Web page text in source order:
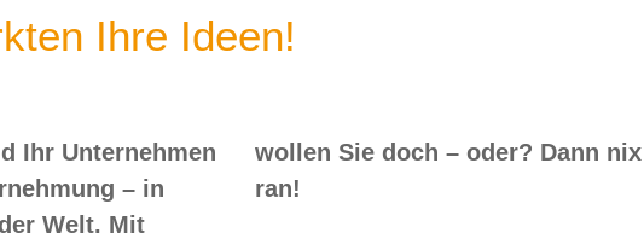
Ihre Ideen!
Ihr Unternehmen
– in
Welt. Mit
Dann nix wie
ran!